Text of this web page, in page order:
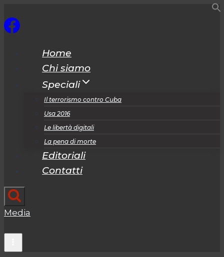
al
Home
Chi siamo
Speciali
Il terrorismo contro Cuba
Usa 2016
Le libertà digitali
La pena di morte
Editoriali
Contatti
Media